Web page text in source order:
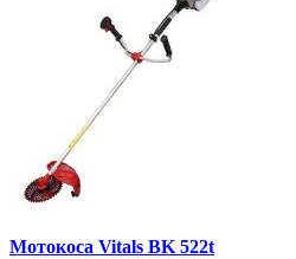
Мотокоса Vitals BK 522t